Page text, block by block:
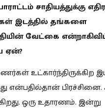
சாதியத்துக்கு
இடத்தில் தங்களை
வேட்கை
ஏன்?
உட்கார்ந்திருக்கிற
என்பதில்தான்
ஒரு உதாரணம். இன்று